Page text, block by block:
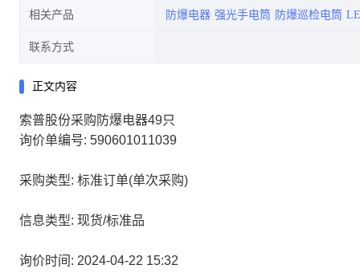
相关产品 防爆电器 强光手电筒 防爆巡检电筒
联系方式
正文内容
索普股份采购防爆电器49只
询价单编号: 590601011039
采购类型: 标准订单(单次采购)
信息类型: 现货/标准品
询价时间: 2024-04-22 15:32